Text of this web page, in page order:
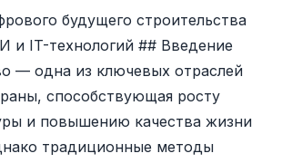
будущего строительства
IT-технологий ## Введение
— одна из ключевых отраслей
способствующая росту
и повышению качества жизни
традиционные методы